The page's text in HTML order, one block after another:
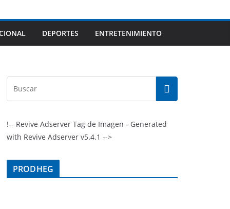
DEPORTES ENTRETENIMIENTO
!-- Revive Adserver Tag de Imagen - Generated
with Revive Adserver v5.4.1 -->
PRODHEG